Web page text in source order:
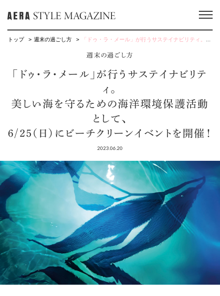
トップ 週末の過ごし方 「ドゥ・ラ・メール」が行うサステイナビリティ。美しい海を守るための海洋環境保護活動として、6/25（日）にビーチクリーンイベントを開催！
週末の過ごし方
「ドゥ・ラ・メール」が行うサステイナビリテ
ィ。
美しい海を守るための海洋環境保護活動
として、
6/25（日）にビーチクリーンイベントを開催！
2023.06.20